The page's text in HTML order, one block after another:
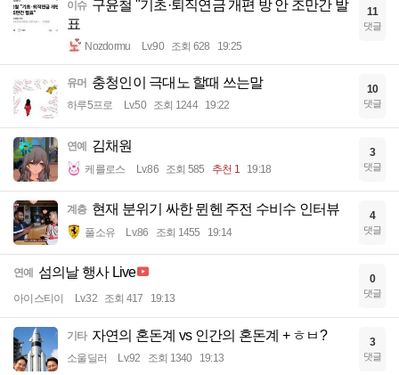
이슈 구윤철 "기초·퇴직연금 개편 방 안 조만간 발
표
Nozdormu Lv.90 조회 628 19:25
11
댓글
유머 충청인이 극대노 할때 쓰는말
하루5프로 Lv.50 조회 1244 19:22
10
댓글
연예 김채원
케를로스 Lv.86 조회 585 추천 1 19:18
3
댓글
계층 현재 분위기 싸한 뮌헨 주전 수비수 인터뷰
풀소유 Lv.86 조회 1455 19:14
4
댓글
연예 섬의날 행사 Live
아이스티이 Lv.32 조회 417 19:13
0
댓글
기타 자연의 혼돈계 vs 인간의 혼돈계 + ㅎㅂ?
소울딜러 Lv.92 조회 1340 19:13
3
댓글